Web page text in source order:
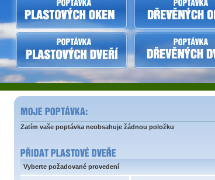
Zatím vaše poptávka neobsahuje žádnou položku
Vyberte požadované provedení